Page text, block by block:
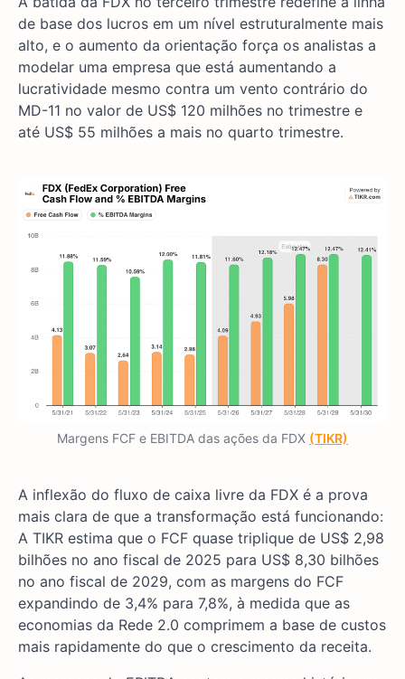
de base dos lucros em um nível estruturalmente mais
alto, e o aumento da orientação força os analistas a
modelar uma empresa que está aumentando a
lucratividade mesmo contra um vento contrário do
MD-11 no valor de US$ 120 milhões no trimestre e
até US$ 55 milhões a mais no quarto trimestre.
Margens FCF e EBITDA das ações da FDX (TIKR)
A inflexão do fluxo de caixa livre da FDX é a prova
mais clara de que a transformação está funcionando:
A TIKR estima que o FCF quase triplique de US$ 2,98
bilhões no ano fiscal de 2025 para US$ 8,30 bilhões
no ano fiscal de 2029, com as margens do FCF
expandindo de 3,4% para 7,8%, à medida que as
economias da Rede 2.0 comprimem a base de custos
mais rapidamente do que o crescimento da receita.